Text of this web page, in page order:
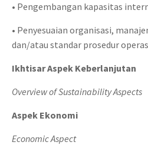
• Pengembangan kapasitas
• Penyesuaian organisasi,
dan/atau standar prosedur
Ikhtisar Aspek Keberlanjutan
Overview of Sustainability Aspects
Aspek Ekonomi
Economic Aspect